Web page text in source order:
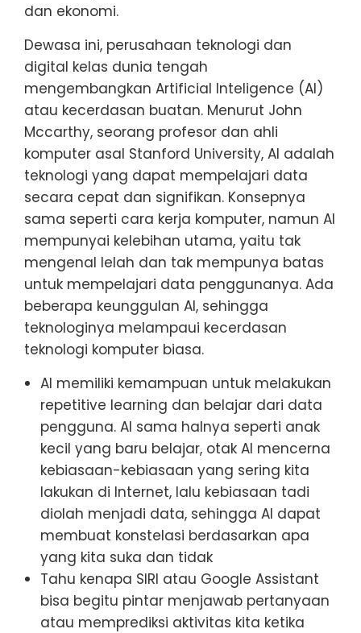
dan ekonomi.
Dewasa ini, perusahaan teknologi dan
digital kelas dunia tengah
mengembangkan Artificial Inteligence (AI)
atau kecerdasan buatan. Menurut John
Mccarthy, seorang profesor dan ahli
komputer asal Stanford University, AI adalah
teknologi yang dapat mempelajari data
secara cepat dan signifikan. Konsepnya
sama seperti cara kerja komputer, namun AI
mempunyai kelebihan utama, yaitu tak
mengenal lelah dan tak mempunya batas
untuk mempelajari data penggunanya. Ada
beberapa keunggulan AI, sehingga
teknologinya melampaui kecerdasan
teknologi komputer biasa.
AI memiliki kemampuan untuk melakukan
repetitive learning dan belajar dari data
pengguna. AI sama halnya seperti anak
kecil yang baru belajar, otak AI mencerna
kebiasaan-kebiasaan yang sering kita
lakukan di Internet, lalu kebiasaan tadi
diolah menjadi data, sehingga AI dapat
membuat konstelasi berdasarkan apa
yang kita suka dan tidak
Tahu kenapa SIRI atau Google Assistant
bisa begitu pintar menjawab pertanyaan
atau memprediksi aktivitas kita ketika